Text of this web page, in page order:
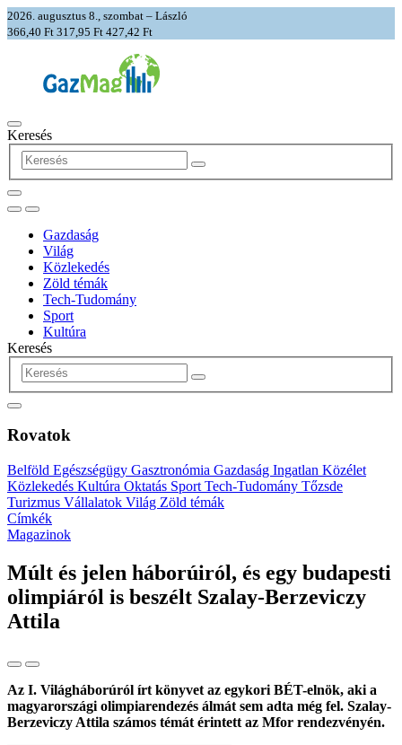
2026. augusztus 8., szombat – László
366,40 Ft 317,95 Ft 427,42 Ft
Keresés
Gazdaság
Világ
Közlekedés
Zöld témák
Tech-Tudomány
Sport
Kultúra
Keresés
Rovatok
Belföld Egészségügy Gasztronómia Gazdaság Ingatlan Közélet
Közlekedés Kultúra Oktatás Sport Tech-Tudomány Tőzsde
Turizmus Vállalatok Világ Zöld témák
Címkék
Magazinok
Múlt és jelen háborúiról, és egy budapesti
olimpiáról is beszélt Szalay-Berzeviczy
Attila
Az I. Világháborúról írt könyvet az egykori BÉT-elnök, aki a
magyarországi olimpiarendezés álmát sem adta még fel. Szalay-
Berzeviczy Attila számos témát érintett az Mfor rendezvényén.